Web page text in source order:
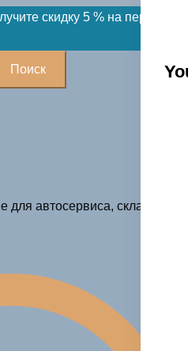
скидку 5 % на первый
Поиск
для автосервиса, склада и